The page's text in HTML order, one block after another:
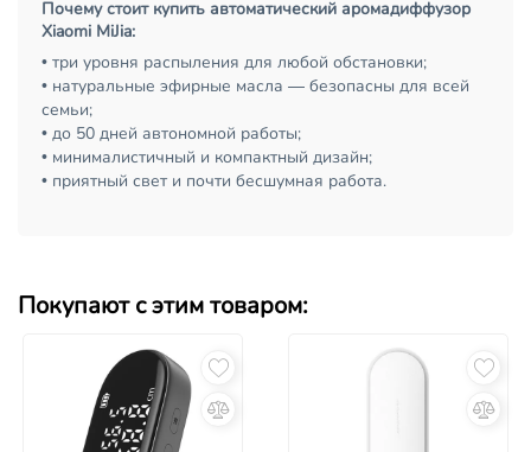
Почему стоит купить автоматический аромадиффузор
Xiaomi MiJia:
• три уровня распыления для любой обстановки;
• натуральные эфирные масла — безопасны для всей
семьи;
• до 50 дней автономной работы;
• минималистичный и компактный дизайн;
• приятный свет и почти бесшумная работа.
Покупают с этим товаром: